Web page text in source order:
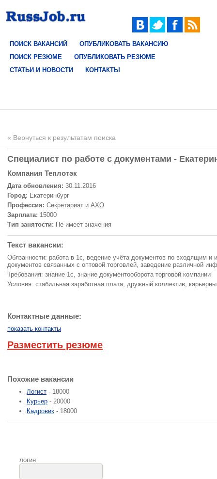
ПОИСК ВАКАНСИЙ
ОПУБЛИКОВАТЬ ВАКАНСИЮ
ПОИСК РЕЗЮМЕ
ОПУБЛИКОВАТЬ РЕЗЮМЕ
СТАТЬИ И НОВОСТИ
КОНТАКТЫ
« Вернуться к результатам поиска
Специалист по работе с документами -
Компания Теплотэк
Дата обновления: 30.11.2016
Город: Екатеринбург
Профессия: Секретариат и АХО
Зарплата: 15000
Тип занятости: Не имеет значения
Текст вакансии:
Обязанности: работа в 1с, ведение учёта документов по входящим
документов связанных с оптовой торговлей, заведение различной
Требования: знание 1с, знание документооборота торговой компании
Условия: стабильная заработная плата, дружный коллектив,
Контактные данные:
показать контакты
Разместить резюме
Похожие вакансии
Логист - 18000
Курьер - 20000
Кадровик - 18000
логин